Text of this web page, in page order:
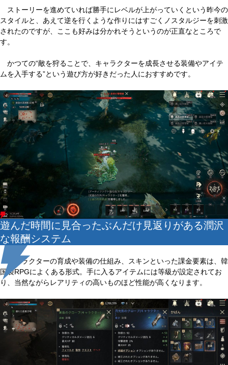
ストーリーを進めていれば勝手にレベルが上がっていくという昨今の
スタイルと、あえて逆を行くような作りにはすごくノスタルジーを刺激
されたのですが、ここも好みは分かれそうというのが正直なところで
す。
かつての“敵を狩ることで、キャラクターを成長させる装備やアイテ
ムを入手する”という遊び方が好きだった人におすすめです。
遊んだ時間に見合ったぶんだけ見返りがある潤沢
な報酬システム
キャラクターの育成や装備の仕組み、スキンといった課金要素は、韓
国製RPGによくある形式。手に入るアイテムには等級が設定されてお
り、当然ながらレアリティの高いものほど性能が高くなります。